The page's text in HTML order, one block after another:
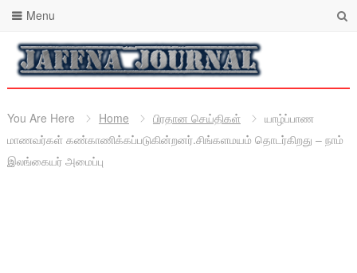
Menu
You Are Here Home பிரதான செய்திகள்
யாழ்ப்பாண
மாணவர்கள் கண்காணிக்கப்படுகின்றனர்.சிங்களமயம் தொடர்கிறது – நாம்
இலங்கையர் அமைப்பு